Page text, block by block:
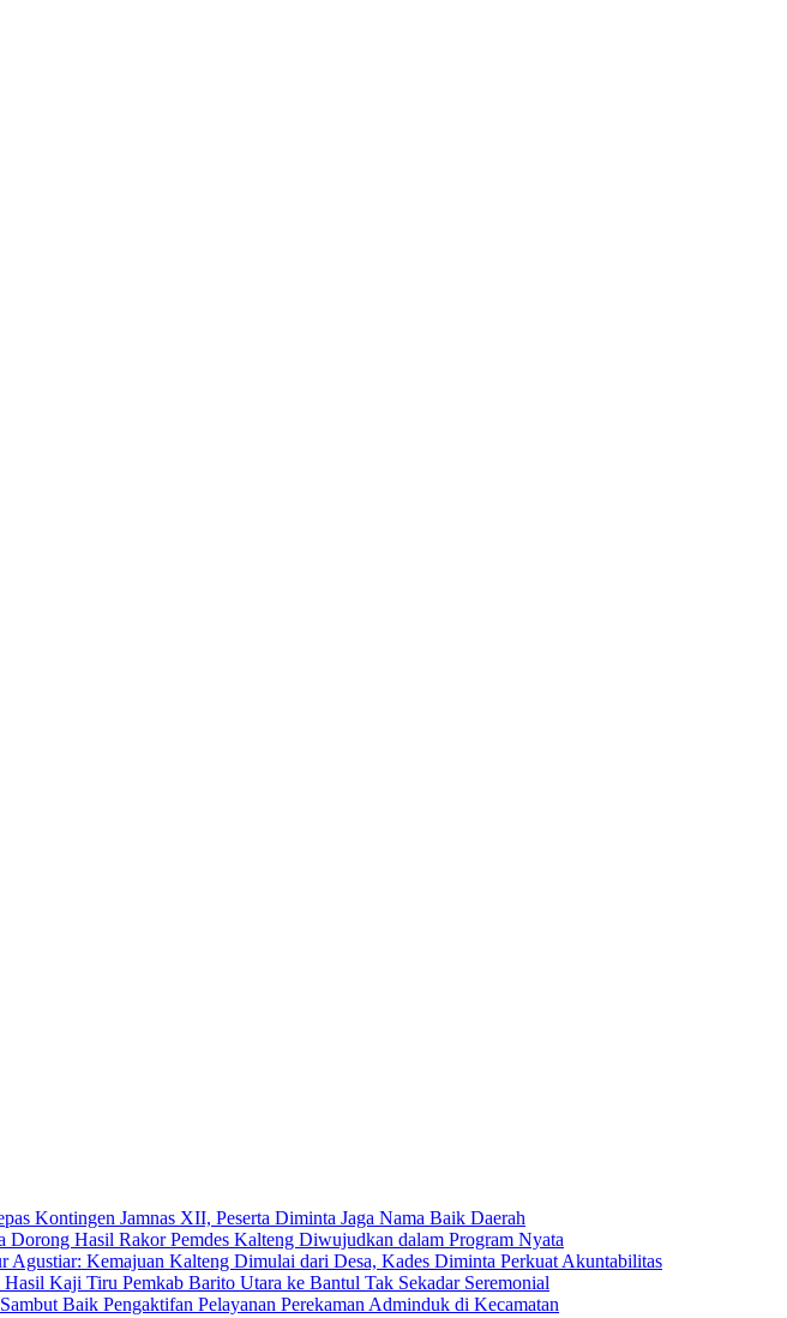
Kontingen Jamnas XII, Peserta Diminta Jaga Nama Baik Daerah
Dorong Hasil Rakor Pemdes Kalteng Diwujudkan dalam Program Nyata
Agustiar: Kemajuan Kalteng Dimulai dari Desa, Kades Diminta Perkuat Akuntabilitas
Hasil Kaji Tiru Pemkab Barito Utara ke Bantul Tak Sekadar Seremonial
Baik Pengaktifan Pelayanan Perekaman Adminduk di Kecamatan